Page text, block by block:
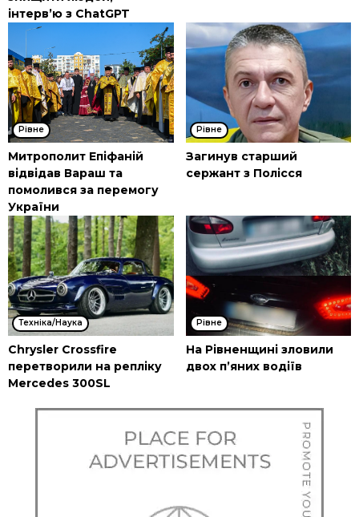
інтерв’ю з ChatGPT
Рівне
Митрополит Епіфаній
відвідав Вараш та
помолився за перемогу
України
Рівне
Загинув старший
сержант з Полісся
Техніка/Наука
Chrysler Crossfire
перетворили на репліку
Mercedes 300SL
Рівне
На Рівненщині зловили
двох п’яних водіїв